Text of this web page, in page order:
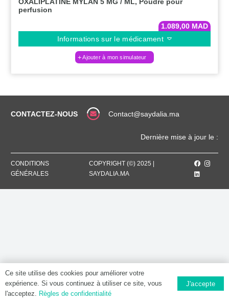
perfusion
1.089,00 MAD
Informations sur le médicament
Ajouter à mon simulateur
CONTACTEZ-NOUS Contact@saydalia.ma
Dernière mise à jour le :
CONDITIONS
GÉNÉRALES
COPYRIGHT (©) 2025 |
SAYDALIA.MA
Ce site utilise des cookies pour améliorer votre
expérience. Si vous continuez à utiliser ce site, vous
l'acceptez. Règles de confidentialité
J'accepte